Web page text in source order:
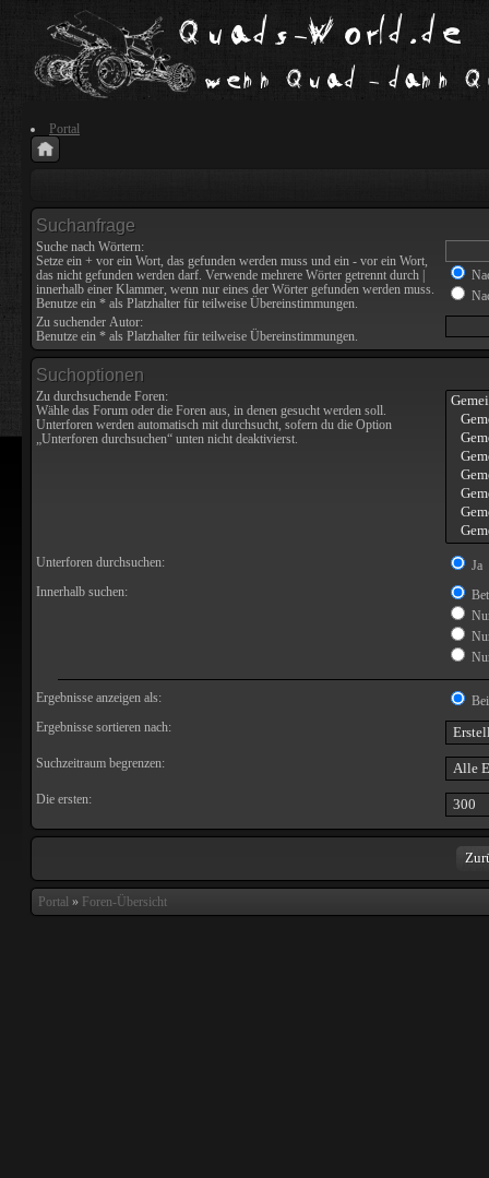
Portal
Suchanfrage
Suche nach Wörtern:
Setze ein + vor ein Wort, das gefunden werden muss und ein - vor ein Wort,
das nicht gefunden werden darf. Verwende mehrere Wörter getrennt durch
innerhalb einer Klammer, wenn nur eines der Wörter gefunden werden muss.
Benutze ein * als Platzhalter für teilweise Übereinstimmungen.
Zu suchender Autor:
Benutze ein * als Platzhalter für teilweise Übereinstimmungen.
Suchoptionen
Zu durchsuchende Foren:
Wähle das Forum oder die Foren aus, in denen gesucht werden soll.
Unterforen werden automatisch mit durchsucht, sofern du die Option
„Unterforen durchsuchen“ unten nicht deaktivierst.
Unterforen durchsuchen:
Ja
Innerhalb suchen:
Ergebnisse anzeigen als:
Ergebnisse sortieren nach:
Suchzeitraum begrenzen:
Die ersten:
Portal » Foren-Übersicht